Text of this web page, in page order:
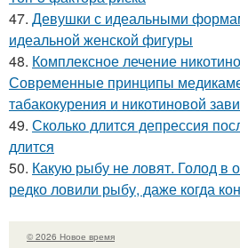
47. Девушки с идеальными
идеальной женской фигуры
48. Комплексное лечение
Современные принципы
табакокурения и никотиновой
49. Сколько длится депрессия
длится
50. Какую рыбу не ловят. Голод в
редко ловили рыбу, даже когда
© 2026 Новое время